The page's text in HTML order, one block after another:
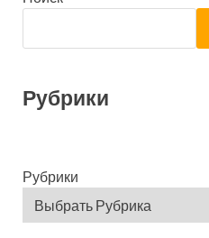
Рубрики
Рубрики